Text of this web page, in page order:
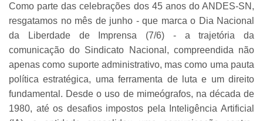
Como parte das celebrações dos 45 anos do ANDES-SN,
resgatamos no mês de junho - que marca o Dia Nacional
da Liberdade de Imprensa (7/6) - a trajetória da
comunicação do Sindicato Nacional, compreendida não
apenas como suporte administrativo, mas como uma pauta
política estratégica, uma ferramenta de luta e um direito
fundamental. Desde o uso de mimeógrafos, na década de
1980, até os desafios impostos pela Inteligência Artificial